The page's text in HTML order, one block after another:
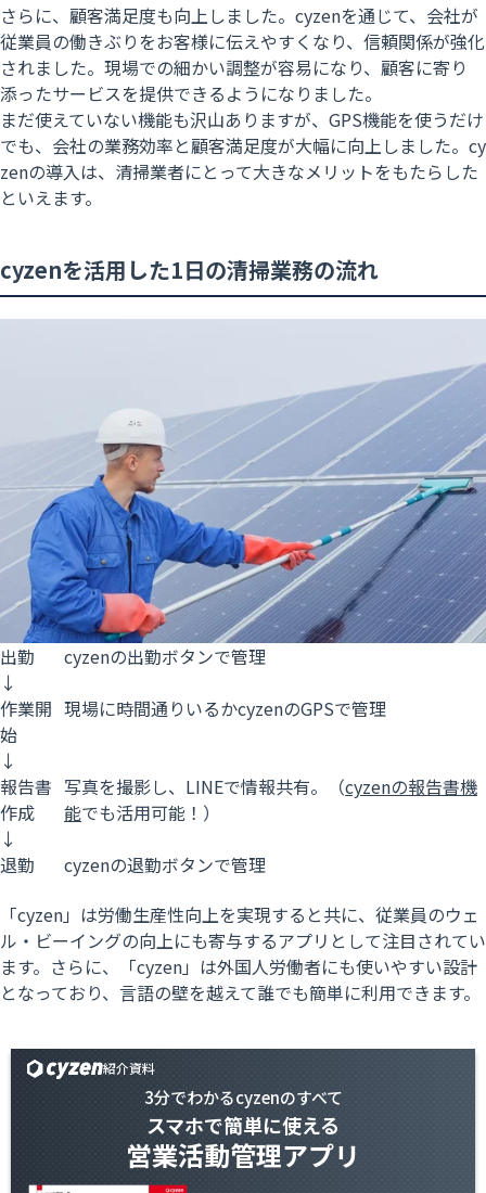
さらに、顧客満足度も向上しました。cyzenを通じて、会社が
従業員の働きぶりをお客様に伝えやすくなり、信頼関係が強化
されました。現場での細かい調整が容易になり、顧客に寄り
添ったサービスを提供できるようになりました。
まだ使えていない機能も沢山ありますが、GPS機能を使うだけ
でも、会社の業務効率と顧客満足度が大幅に向上しました。cy
zenの導入は、清掃業者にとって大きなメリットをもたらした
といえます。
cyzenを活用した1日の清掃業務の流れ
出勤
cyzenの出勤ボタンで管理
↓
作業開
始
現場に時間通りいるかcyzenのGPSで管理
↓
報告書
作成
写真を撮影し、LINEで情報共有。（cyzenの報告書機
能でも活用可能！）
↓
退勤
cyzenの退勤ボタンで管理
「cyzen」は労働生産性向上を実現すると共に、従業員のウェ
ル・ビーイングの向上にも寄与するアプリとして注目されてい
ます。さらに、「cyzen」は外国人労働者にも使いやすい設計
となっており、言語の壁を越えて誰でも簡単に利用できます。
紹介資料
3分でわかるcyzenのすべて
スマホで簡単に使える
営業活動管理アプリ